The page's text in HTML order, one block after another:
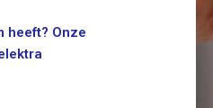
heeft? Onze